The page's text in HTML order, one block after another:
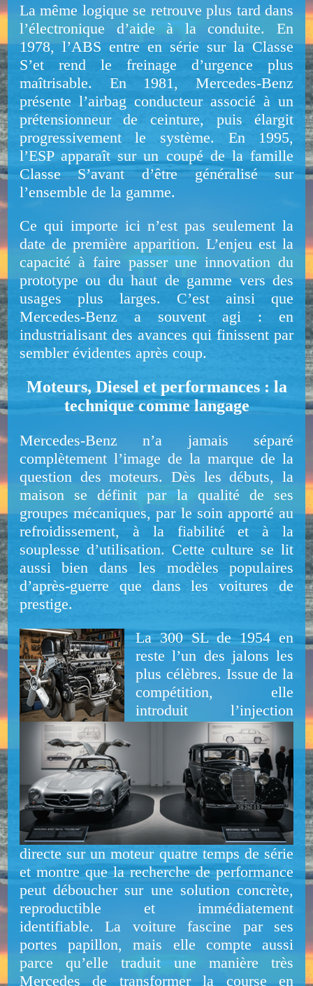
La même logique se retrouve plus tard dans
l’électronique d’aide à la conduite. En
1978, l’ABS entre en série sur la Classe
S’et rend le freinage d’urgence plus
maîtrisable. En 1981, Mercedes-Benz
présente l’airbag conducteur associé à un
prétensionneur de ceinture, puis élargit
progressivement le système. En 1995,
l’ESP apparaît sur un coupé de la famille
Classe S’avant d’être généralisé sur
l’ensemble de la gamme.
Ce qui importe ici n’est pas seulement la
date de première apparition. L’enjeu est la
capacité à faire passer une innovation du
prototype ou du haut de gamme vers des
usages plus larges. C’est ainsi que
Mercedes-Benz a souvent agi : en
industrialisant des avances qui finissent par
sembler évidentes après coup.
Moteurs, Diesel et performances : la
technique comme langage
Mercedes-Benz n’a jamais séparé
complètement l’image de la marque de la
question des moteurs. Dès les débuts, la
maison se définit par la qualité de ses
groupes mécaniques, par le soin apporté au
refroidissement, à la fiabilité et à la
souplesse d’utilisation. Cette culture se lit
aussi bien dans les modèles populaires
d’après-guerre que dans les voitures de
prestige.
La 300 SL de 1954 en
reste l’un des jalons les
plus célèbres. Issue de la
compétition, elle
introduit l’injection
directe sur un moteur quatre temps de série
et montre que la recherche de performance
peut déboucher sur une solution concrète,
reproductible et immédiatement
identifiable. La voiture fascine par ses
portes papillon, mais elle compte aussi
parce qu’elle traduit une manière très
Mercedes de transformer la course en